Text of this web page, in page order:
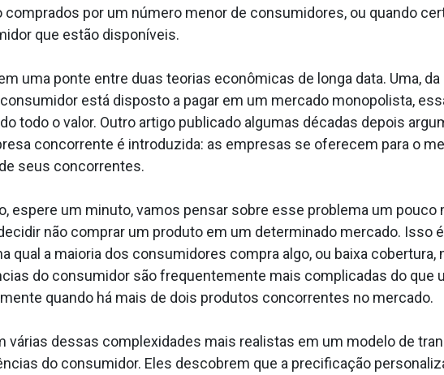
comprados por um número menor de consumidores, ou quando
que estão disponíveis.
uma ponte entre duas teorias econômicas de longa data. Uma,
está disposto a pagar em um mercado monopolista,
todo o valor. Outro artigo publicado algumas décadas depois
concorrente é introduzida: as empresas se oferecem para o
seus concorrentes.
espere um minuto, vamos pensar sobre esse problema um pouco
não comprar um produto em um determinado mercado. Isso
qual a maioria dos consumidores compra algo, ou baixa
do consumidor são frequentemente mais complicadas do que
quando há mais de dois produtos concorrentes no mercado.
várias dessas complexidades mais realistas em um modelo de
do consumidor. Eles descobrem que a precificação